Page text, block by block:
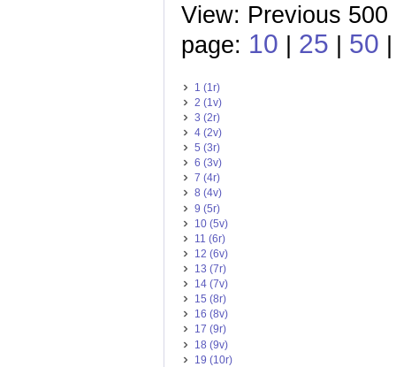
View: Previous
page: 10 25 50
1 (1r)
2 (1v)
3 (2r)
4 (2v)
5 (3r)
6 (3v)
7 (4r)
8 (4v)
9 (5r)
10 (5v)
11 (6r)
12 (6v)
13 (7r)
14 (7v)
15 (8r)
16 (8v)
17 (9r)
18 (9v)
19 (10r)